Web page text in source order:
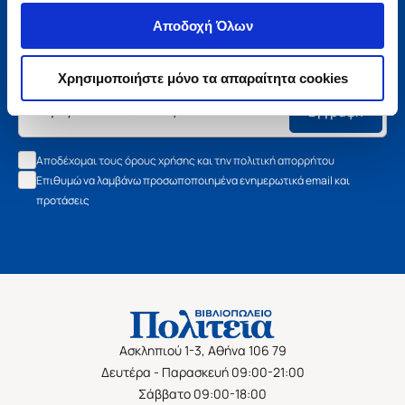
Αποδοχή Όλων
Χρησιμοποιήστε μόνο τα απαραίτητα cookies
Μάθετε τα νέα της Πολιτείας
Εγγραφείτε στο newsletter μας και μάθετε πρώτοι όλα τα
νέα βιβλία, τις εξαιρετικές τιμές και τις εκδηλώσεις μας.
Εγγραφή
Αποδέχομαι τους όρους χρήσης και την πολιτική απορρήτου
Επιθυμώ να λαμβάνω προσωποποιημένα ενημερωτικά email και
προτάσεις
Ασκληπιού 1-3, Αθήνα 106 79
Δευτέρα - Παρασκευή 09:00-21:00
Σάββατο 09:00-18:00